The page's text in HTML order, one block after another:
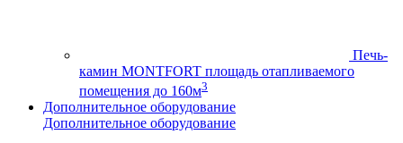
Печь-
камин MONTFORT площадь отапливаемого
помещения до 160м3
Дополнительное оборудование
Дополнительное оборудование